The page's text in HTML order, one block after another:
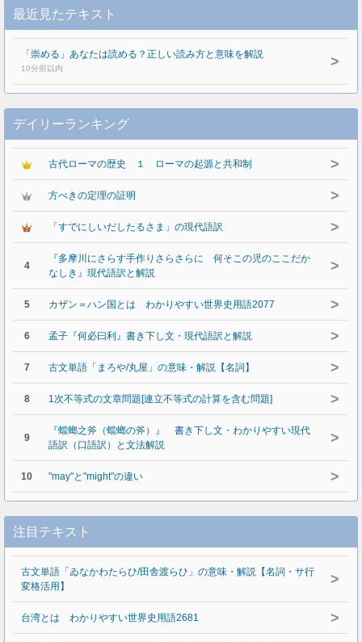
最近見たテキスト
「崇める」あなたは読める？正しい読み方と意味を解説
10分前以内 >
デイリーランキング
古代ローマの歴史 １ ローマの起源と共和制 >
方べきの定理の証明 >
「すでにしいだしたるさま」の現代語訳 >
4
『多摩川にさらす手作りさらさらに 何そこの児のここだか
なしき』現代語訳と解説
>
5 カザン＝ハン国とは わかりやすい世界史用語2077 >
6 孟子『何必曰利』書き下し文・現代語訳と解説 >
7 古文単語「まろや/丸屋」の意味・解説【名詞】 >
8 1次不等式の文章問題[連立不等式の計算を含む問題] >
9
『蟷螂之斧（蟷螂の斧）』 書き下し文・わかりやすい現代
語訳（口語訳）と文法解説
>
10 "may"と"might"の違い >
注目テキスト
古文単語「ゐなかわたらひ/田舎渡らひ」の意味・解説【名詞・サ行
変格活用】
>
台湾とは わかりやすい世界史用語2681 >